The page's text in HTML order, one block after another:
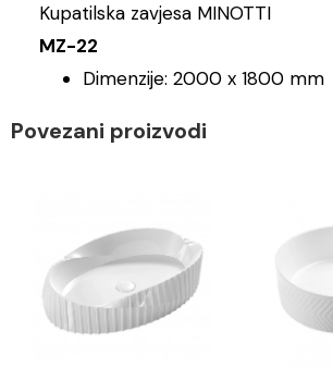
Kupatilska zavjesa MINOTTI
MZ-22
Dimenzije: 2000 x 1800 mm
Povezani proizvodi